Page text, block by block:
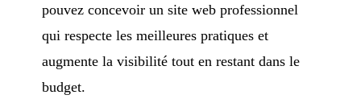
pouvez concevoir un site web professionnel
qui respecte les meilleures pratiques et
augmente la visibilité tout en restant dans le
budget.